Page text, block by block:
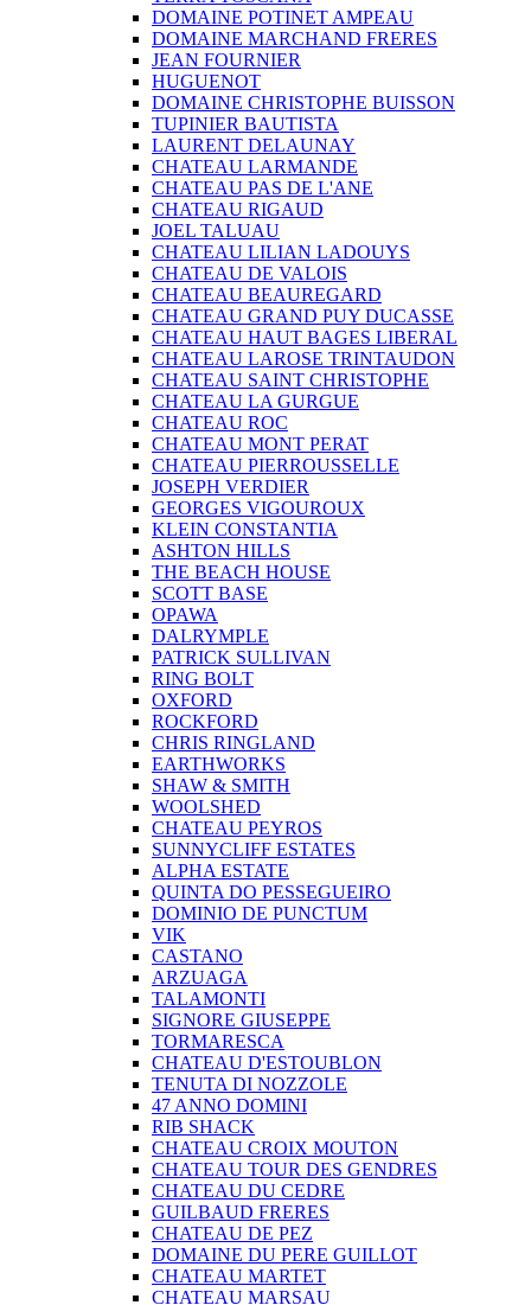
DOMAINE POTINET AMPEAU
DOMAINE MARCHAND FRERES
JEAN FOURNIER
HUGUENOT
DOMAINE CHRISTOPHE BUISSON
TUPINIER BAUTISTA
LAURENT DELAUNAY
CHATEAU LARMANDE
CHATEAU PAS DE L'ANE
CHATEAU RIGAUD
JOEL TALUAU
CHATEAU LILIAN LADOUYS
CHATEAU DE VALOIS
CHATEAU BEAUREGARD
CHATEAU GRAND PUY DUCASSE
CHATEAU HAUT BAGES LIBERAL
CHATEAU LAROSE TRINTAUDON
CHATEAU SAINT CHRISTOPHE
CHATEAU LA GURGUE
CHATEAU ROC
CHATEAU MONT PERAT
CHATEAU PIERROUSSELLE
JOSEPH VERDIER
GEORGES VIGOUROUX
KLEIN CONSTANTIA
ASHTON HILLS
THE BEACH HOUSE
SCOTT BASE
OPAWA
DALRYMPLE
PATRICK SULLIVAN
RING BOLT
OXFORD
ROCKFORD
CHRIS RINGLAND
EARTHWORKS
SHAW & SMITH
WOOLSHED
CHATEAU PEYROS
SUNNYCLIFF ESTATES
ALPHA ESTATE
QUINTA DO PESSEGUEIRO
DOMINIO DE PUNCTUM
VIK
CASTANO
ARZUAGA
TALAMONTI
SIGNORE GIUSEPPE
TORMARESCA
CHATEAU D'ESTOUBLON
TENUTA DI NOZZOLE
47 ANNO DOMINI
RIB SHACK
CHATEAU CROIX MOUTON
CHATEAU TOUR DES GENDRES
CHATEAU DU CEDRE
GUILBAUD FRERES
CHATEAU DE PEZ
DOMAINE DU PERE GUILLOT
CHATEAU MARTET
CHATEAU MARSAU